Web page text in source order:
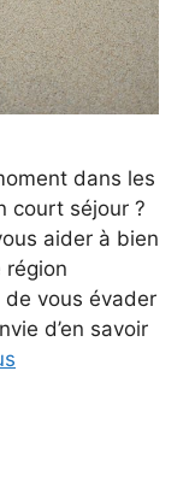
dans les
court séjour ?
aider à bien
région
vous évader
d’en savoir